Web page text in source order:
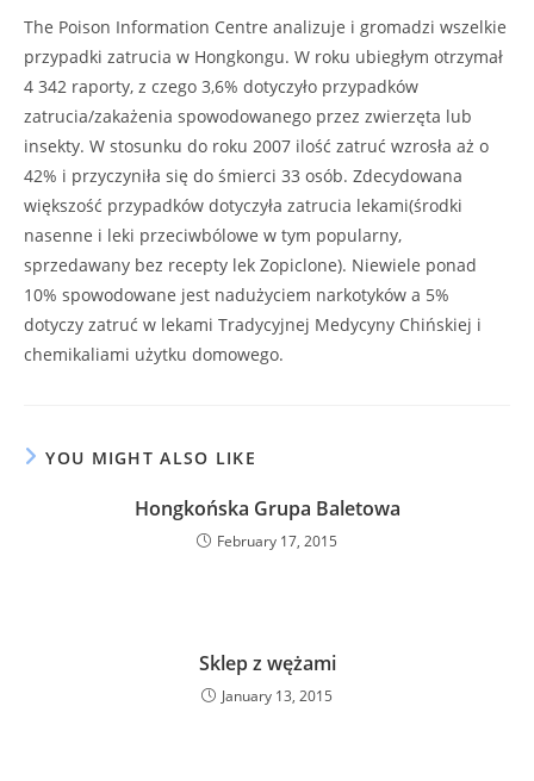
The Poison Information Centre analizuje i gromadzi wszelkie
przypadki zatrucia w Hongkongu. W roku ubiegłym otrzymał
4 342 raporty, z czego 3,6% dotyczyło przypadków
zatrucia/zakażenia spowodowanego przez zwierzęta lub
insekty. W stosunku do roku 2007 ilość zatruć wzrosła aż o
42% i przyczyniła się do śmierci 33 osób. Zdecydowana
większość przypadków dotyczyła zatrucia lekami(środki
nasenne i leki przeciwbólowe w tym popularny,
sprzedawany bez recepty lek Zopiclone). Niewiele ponad
10% spowodowane jest nadużyciem narkotyków a 5%
dotyczy zatruć w lekami Tradycyjnej Medycyny Chińskiej i
chemikaliami użytku domowego.
YOU MIGHT ALSO LIKE
Hongkońska Grupa Baletowa
February 17, 2015
Sklep z wężami
January 13, 2015